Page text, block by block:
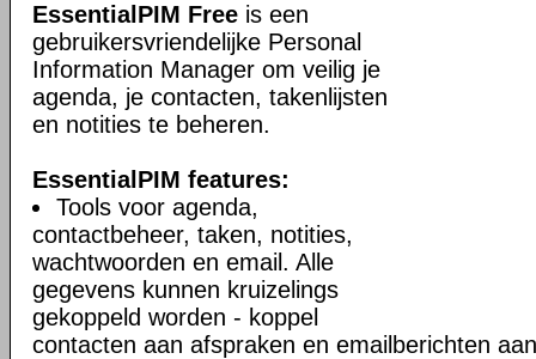
EssentialPIM Free is een
gebruikersvriendelijke Personal
Information Manager om veilig je
agenda, je contacten, takenlijsten
en notities te beheren.
EssentialPIM features:
Tools voor agenda,
contactbeheer, taken, notities,
wachtwoorden en email. Alle
gegevens kunnen kruizelings
gekoppeld worden - koppel
contacten aan afspraken en emailberichten